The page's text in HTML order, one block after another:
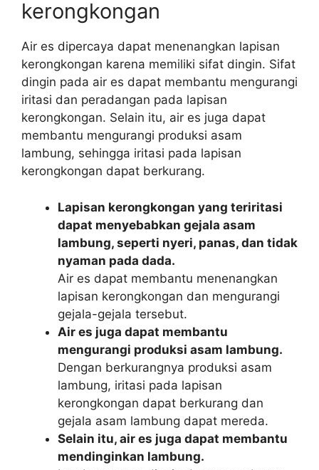
kerongkongan
Air es dipercaya dapat menenangkan lapisan
kerongkongan karena memiliki sifat dingin. Sifat
dingin pada air es dapat membantu mengurangi
iritasi dan peradangan pada lapisan
kerongkongan. Selain itu, air es juga dapat
membantu mengurangi produksi asam
lambung, sehingga iritasi pada lapisan
kerongkongan dapat berkurang.
Lapisan kerongkongan yang teriritasi
dapat menyebabkan gejala asam
lambung, seperti nyeri, panas, dan tidak
nyaman pada dada.
Air es dapat membantu menenangkan
lapisan kerongkongan dan mengurangi
gejala-gejala tersebut.
Air es juga dapat membantu
mengurangi produksi asam lambung.
Dengan berkurangnya produksi asam
lambung, iritasi pada lapisan
kerongkongan dapat berkurang dan
gejala asam lambung dapat mereda.
Selain itu, air es juga dapat membantu
mendinginkan lambung.